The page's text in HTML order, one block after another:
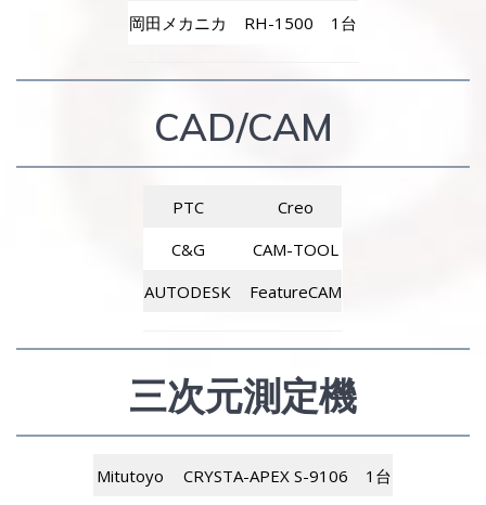
岡田メカニカ
RH-1500 1台
CAD/CAM
PTC
Creo
C&G
CAM-TOOL
AUTODESK
FeatureCAM
三次元測定機
Mitutoyo CRYSTA-APEX S-9106 1台